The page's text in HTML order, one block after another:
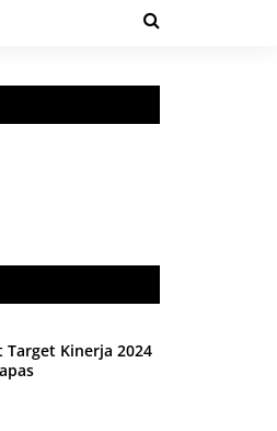
Target Kinerja 2024